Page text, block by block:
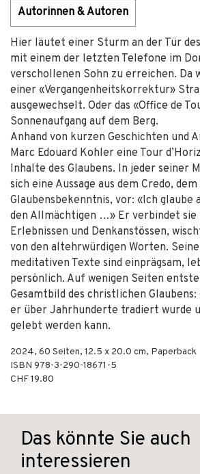
Autorinnen & Autoren
Hier läutet einer Sturm an der Tür
mit einem der letzten Telefone im
verschollenen Sohn zu erreichen. Da
einer «Vergangenheitskorrektur»
ausgewechselt. Oder das «Office de
Sonnenaufgang auf dem Berg.
Anhand von kurzen Geschichten und
Marc Edouard Kohler eine Tour
Inhalte des Glaubens. In jeder seiner
sich eine Aussage aus dem Credo,
Glaubensbekenntnis, vor: «Ich glaube
den Allmächtigen …» Er verbindet
Erlebnissen und Denkanstössen,
von den altehrwürdigen Worten.
meditativen Texte sind einprägsam,
persönlich. Auf wenigen Seiten
Gesamtbild des christlichen Glaubens:
er über Jahrhunderte tradiert wurde
gelebt werden kann.
2024, 60 Seiten, 12.5 x 20.0 cm, Paperback
ISBN 978-3-290-18671-5
CHF 19.80
Das könnte Sie auch
interessieren